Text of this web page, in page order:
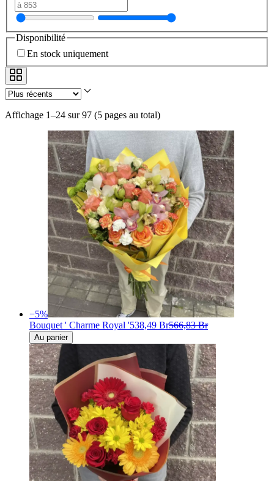
Disponibilité
En stock uniquement
Affichage 1–24 sur 97 (5 pages au total)
−5%
Bouquet ' Charme Royal '538,49 Br566,83 Br
Au panier